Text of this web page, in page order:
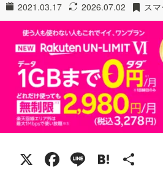
2021.03.17 2026.07.02 ス
X Facebook
LineHatena